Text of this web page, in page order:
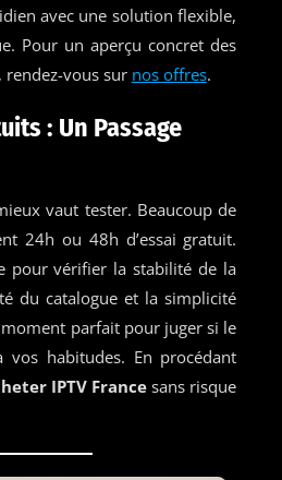
avec une solution flexible,
Pour un aperçu concret des
vous sur nos offres.
: Un Passage
vaut tester. Beaucoup de
24h ou 48h d’essai gratuit.
pour vérifier la stabilité de la
du catalogue et la simplicité
moment parfait pour juger si le
vos habitudes. En procédant
IPTV Francesans risque